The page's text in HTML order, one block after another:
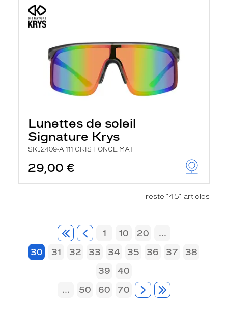
Lunettes de soleil
Signature Krys
SKJ2409-A 111 GRIS FONCE MAT
29,00 €
reste 1451 articles
1 10 20
...
30
31 32 33 34 35 36 37
38
39
40
...
50 60 70